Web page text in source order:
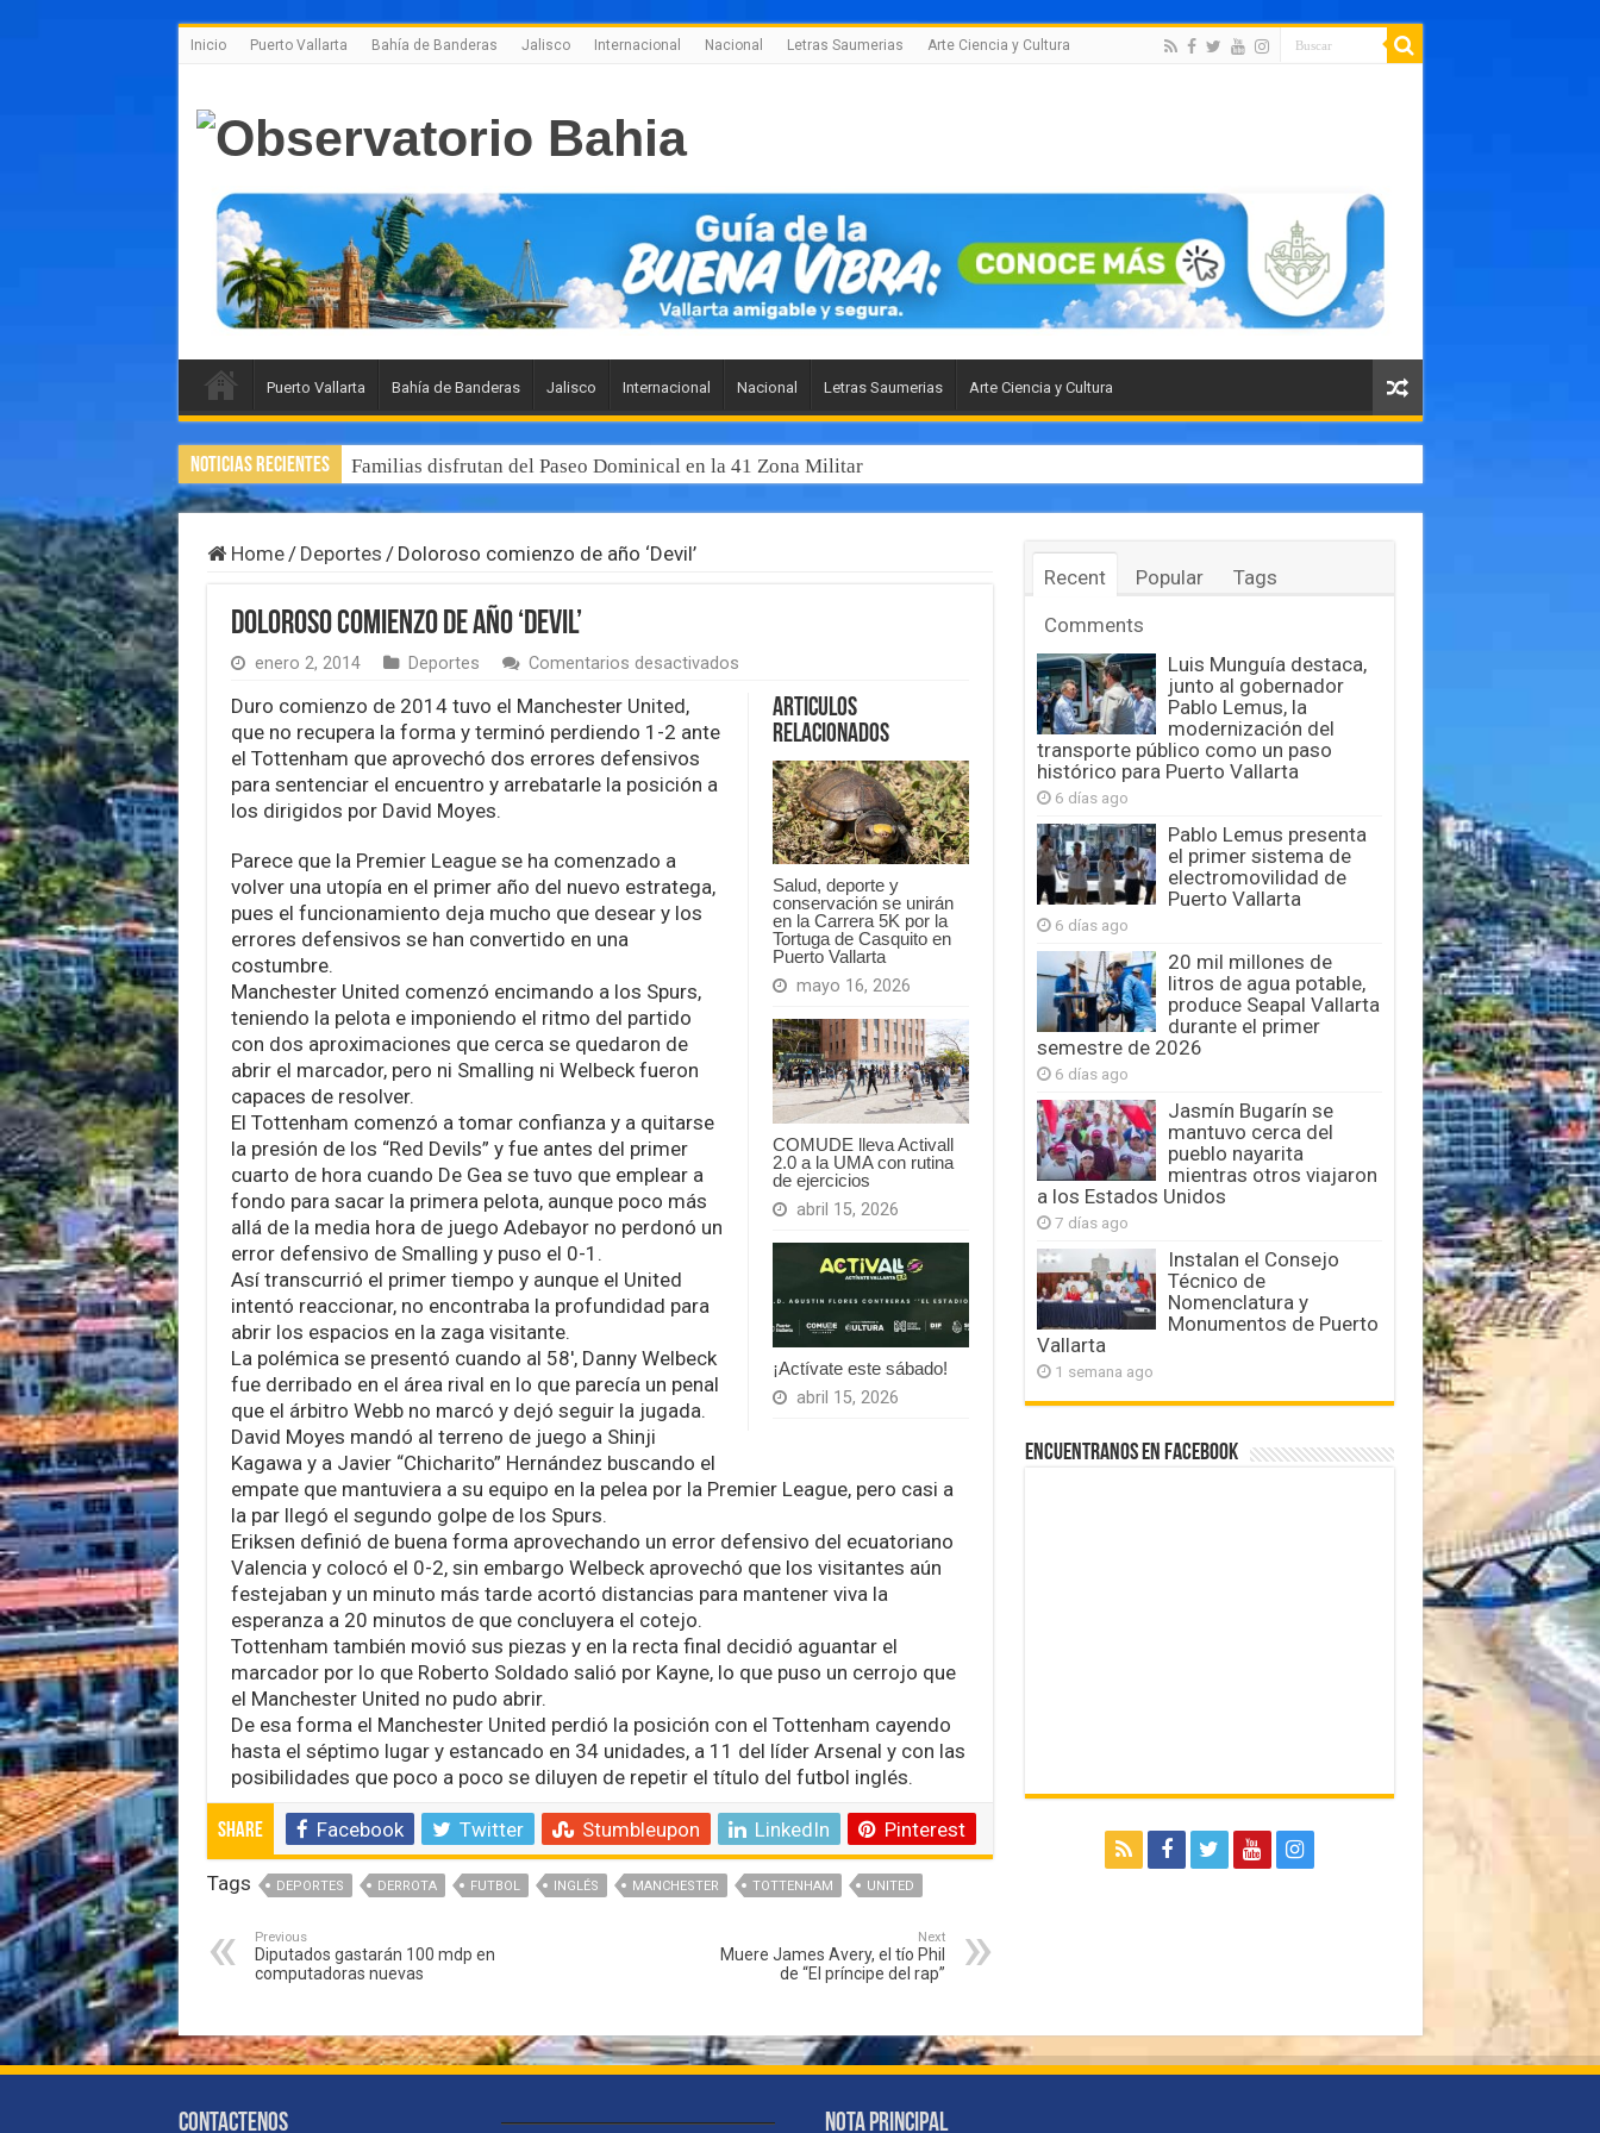
Inicio Puerto Vallarta Bahía de Banderas Jalisco Internacional Nacional Letras Saumerias Arte Ciencia y Cultura
Puerto Vallarta Bahía de Banderas Jalisco Internacional Nacional Letras Saumerias Arte Ciencia y Cultura
Noticias Recientes Familias disfrutan del Paseo Dominical en la 41 Zona Militar
Home / Deportes / Doloroso comienzo de año ‘Devil’
Doloroso comienzo de año ‘Devil’
enero 2, 2014 Deportes Comentarios desactivadosen
comienzo
‘Devil’
Articulos
Relacionados
Salud, deporte y
conservación se unirán
en la Carrera 5K por la
Tortuga de Casquito en
Puerto Vallarta
mayo 16, 2026
COMUDE lleva Activall
2.0 a la UMA con rutina
de ejercicios
abril 15, 2026
¡Actívate este sábado!
abril 15, 2026
Duro comienzo de 2014 tuvo el Manchester United,
que no recupera la forma y terminó perdiendo 1-2 ante
el Tottenham que aprovechó dos errores defensivos
para sentenciar el encuentro y arrebatarle la posición a
los dirigidos por David Moyes.
Parece que la Premier League se ha comenzado a
volver una utopía en el primer año del nuevo estratega,
pues el funcionamiento deja mucho que desear y los
errores defensivos se han convertido en una
costumbre.
Manchester United comenzó encimando a los Spurs,
teniendo la pelota e imponiendo el ritmo del partido
con dos aproximaciones que cerca se quedaron de
abrir el marcador, pero ni Smalling ni Welbeck fueron
capaces de resolver.
El Tottenham comenzó a tomar confianza y a quitarse
la presión de los “Red Devils” y fue antes del primer
cuarto de hora cuando De Gea se tuvo que emplear a
fondo para sacar la primera pelota, aunque poco más
allá de la media hora de juego Adebayor no perdonó un
error defensivo de Smalling y puso el 0-1.
Así transcurrió el primer tiempo y aunque el United
intentó reaccionar, no encontraba la profundidad para
abrir los espacios en la zaga visitante.
La polémica se presentó cuando al 58′, Danny Welbeck
fue derribado en el área rival en lo que parecía un penal
que el árbitro Webb no marcó y dejó seguir la jugada.
David Moyes mandó al terreno de juego a Shinji
Kagawa y a Javier “Chicharito” Hernández buscando el
empate que mantuviera a su equipo en la pelea por la Premier League, pero casi a
la par llegó el segundo golpe de los Spurs.
Eriksen definió de buena forma aprovechando un error defensivo del ecuatoriano
Valencia y colocó el 0-2, sin embargo Welbeck aprovechó que los visitantes aún
festejaban y un minuto más tarde acortó distancias para mantener viva la
esperanza a 20 minutos de que concluyera el cotejo.
Tottenham también movió sus piezas y en la recta final decidió aguantar el
marcador por lo que Roberto Soldado salió por Kayne, lo que puso un cerrojo que
el Manchester United no pudo abrir.
De esa forma el Manchester United perdió la posición con el Tottenham cayendo
hasta el séptimo lugar y estancado en 34 unidades, a 11 del líder Arsenal y con las
posibilidades que poco a poco se diluyen de repetir el título del futbol inglés.
Share Facebook Twitter Stumbleupon LinkedIn Pinterest
Tags DEPORTES DERROTA FUTBOL INGLÉS MANCHESTER TOTTENHAM UNITED
Previous
Diputados gastarán 100 mdp en
computadoras nuevas
Next
Muere James Avery, el tío Phil
de “El príncipe del rap”
Recent Popular
Tags
Comments
Luis Munguía destaca,
junto al gobernador
Pablo Lemus, la
modernización del
transporte público como un paso
histórico para Puerto Vallarta
6 días ago
Pablo Lemus presenta
el primer sistema de
electromovilidad de
Puerto Vallarta
6 días ago
20 mil millones de
litros de agua potable,
produce Seapal Vallarta
durante el primer
semestre de 2026
6 días ago
Jasmín Bugarín se
mantuvo cerca del
pueblo nayarita
mientras otros viajaron
a los Estados Unidos
7 días ago
Instalan el Consejo
Técnico de
Nomenclatura y
Monumentos de Puerto
Vallarta
1 semana ago
Encuentranos en Facebook
Contactenos Nota Principal